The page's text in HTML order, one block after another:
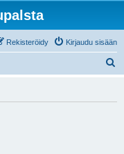
Kirjaudu sisään
Rekisteröidy